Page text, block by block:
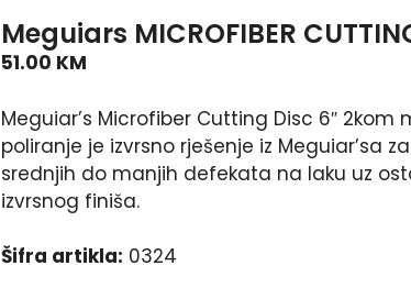
Meguiars MICROFIBER
51.00 KM
Meguiar’s Microfiber Cutting Disc 6″ 2kom
poliranje je izvrsno rješenje iz Meguiar’sa
srednjih do manjih defekata na laku uz
izvrsnog finiša.
Šifra artikla: 0324